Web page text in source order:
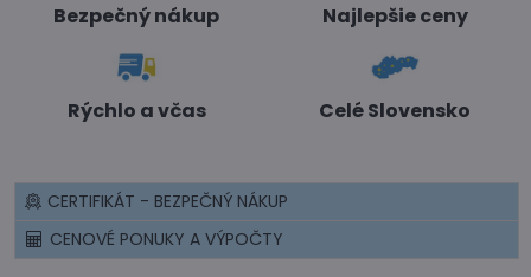
Bezpečný nákup Najlepšie ceny
Rýchlo a včas Celé Slovensko
CERTIFIKÁT - BEZPEČNÝ NÁKUP
CENOVÉ PONUKY A VÝPOČTY